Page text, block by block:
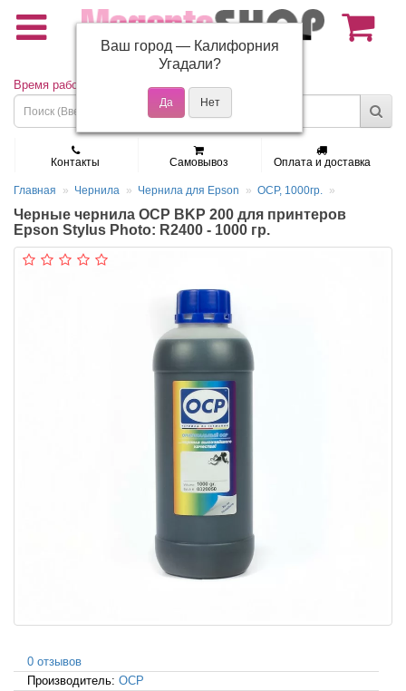
(495) 150-01-37
Время работы: Пн - Пт 9:30 - 19:00
Контакты Самовывоз Оплата и доставка
Главная Чернила Чернила для Epson OCP, 1000гр.
Черные чернила OCP BKP 200 для принтеров
Epson Stylus Photo: R2400 - 1000 гр.
0 отзывов
Производитель: OCP
Ваш город — Калифорния
Угадали?